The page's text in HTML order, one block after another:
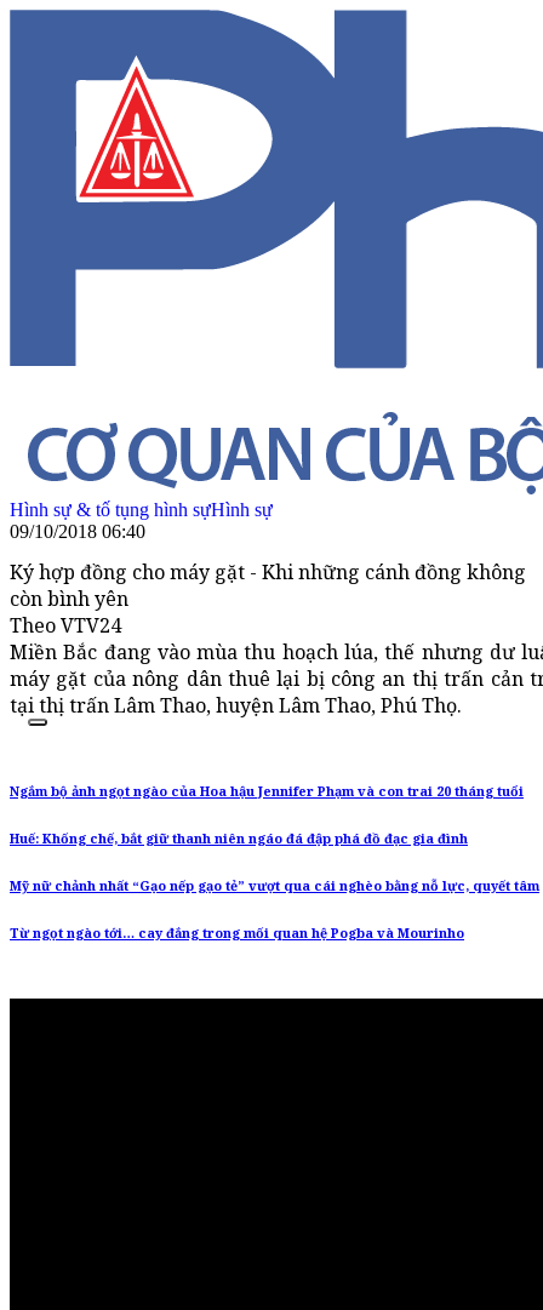
Hình sự & tố tụng hình sựHình sự
09/10/2018 06:40
Ký hợp đồng cho máy gặt - Khi những cánh đồng không
còn bình yên
Theo VTV24
Miền Bắc đang vào mùa thu hoạch lúa, thế nhưng dư
máy gặt của nông dân thuê lại bị công an thị trấn cản
tại thị trấn Lâm Thao, huyện Lâm Thao, Phú Thọ.
Ngắm bộ ảnh ngọt ngào của Hoa hậu Jennifer Phạm và con trai 20 tháng tuổi
Huế: Khống chế, bắt giữ thanh niên ngáo đá đập phá đồ đạc gia đình
Mỹ nữ chảnh nhất “Gạo nếp gạo tẻ” vượt qua cái nghèo bằng nỗ lực, quyết tâm
Từ ngọt ngào tới… cay đắng trong mối quan hệ Pogba và Mourinho